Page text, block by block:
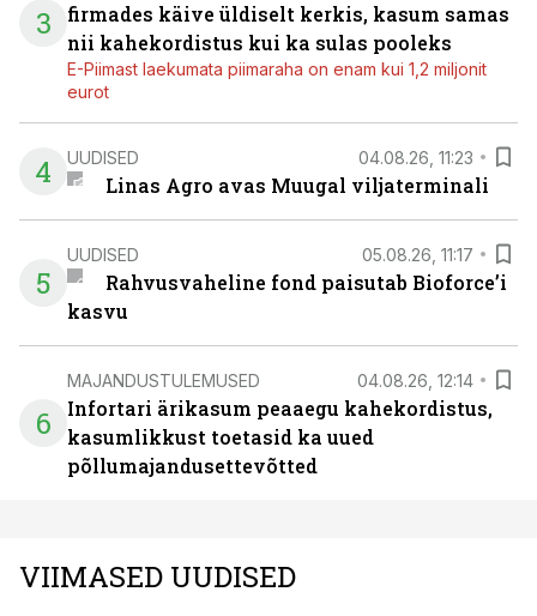
3
firmades käive üldiselt kerkis, kasum samas
nii kahekordistus kui ka sulas pooleks
E-Piimast laekumata piimaraha on enam kui 1,2 miljonit
eurot
4 UUDISED 04.08.26, 11:23
Linas Agro avas Muugal viljaterminali
5
UUDISED 05.08.26, 11:17
Rahvusvaheline fond paisutab Bioforce’i
kasvu
6
MAJANDUSTULEMUSED 04.08.26, 12:14
Infortari ärikasum peaaegu kahekordistus,
kasumlikkust toetasid ka uued
põllumajandusettevõtted
VIIMASED UUDISED